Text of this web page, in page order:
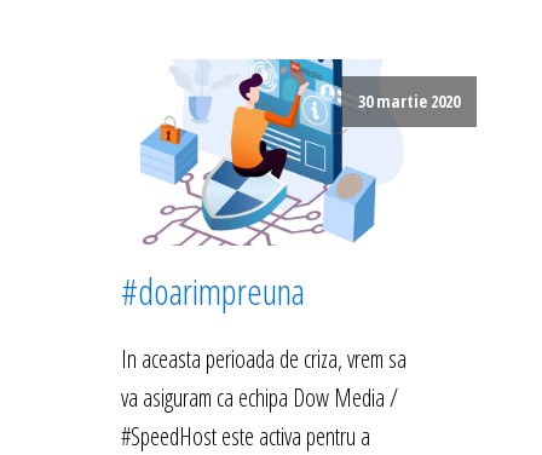
30 martie 2020
#doarimpreuna
In aceasta perioada de criza, vrem sa
va asiguram ca echipa Dow Media /
#SpeedHost este activa pentru a